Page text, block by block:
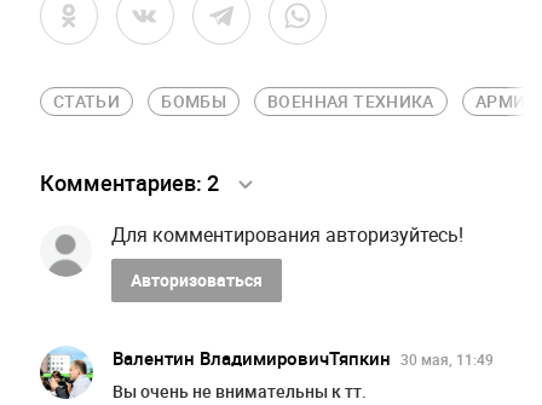
СТАТЬИ БОМБЫ ВОЕННАЯ ТЕХНИКА АРМИЯ
Комментариев: 2
Для комментирования авторизуйтесь!
Авторизоваться
Валентин ВладимировичТяпкин 30 мая, 11:49
Вы очень не внимательны к тт.